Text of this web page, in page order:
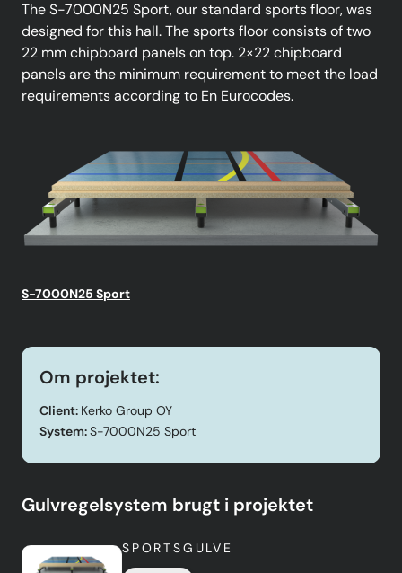
The S-7000N25 Sport, our standard sports floor, was
designed for this hall. The sports floor consists of two
22 mm chipboard panels on top. 2×22 chipboard
panels are the minimum requirement to meet the load
requirements according to En Eurocodes.
S-7000N25 Sport
Om projektet:
Client: Kerko Group OY
System:S-7000N25 Sport
Gulvregelsystem brugt i projektet
SPORTSGULVE